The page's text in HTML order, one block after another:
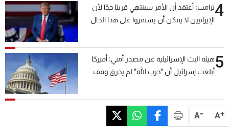
A+
A-
4ترامب: أعتقد أن الأمر سينتهي قريبًا جدًا لأن
الإيرانيين لا يمكن أن يستمروا على هذا الحال
5هيئة البث الإسرائيلية عن مصدر أمني: أميركا
أبلغت إسرائيل أن "حزب الله" لم يخرق وقف